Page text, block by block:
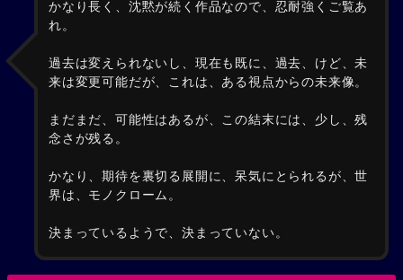
かなり長く、沈黙が続く作品なので、忍耐強くご覧あ
れ。
過去は変えられないし、現在も既に、過去、けど、未
来は変更可能だが、これは、ある視点からの未来像。
まだまだ、可能性はあるが、この結末には、少し、残
念さが残る。
かなり、期待を裏切る展開に、呆気にとられるが、世
界は、モノクローム。
決まっているようで、決まっていない。